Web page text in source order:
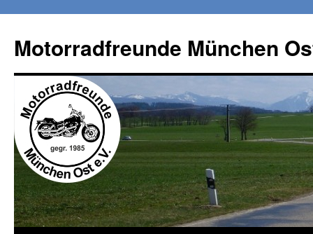
springen
Motorradfreunde München